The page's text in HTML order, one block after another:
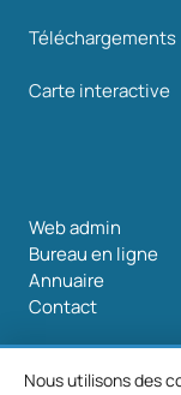
Téléchargements
Carte interactive
Web admin
Bureau en ligne
Annuaire
Contact
Nous utilisons des